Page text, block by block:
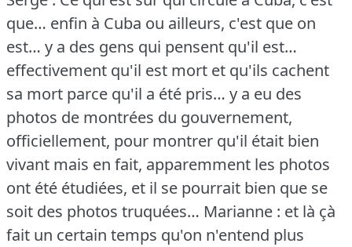
que… enfin à Cuba ou ailleurs, c'est que on
est… y a des gens qui pensent qu'il est…
effectivement qu'il est mort et qu'ils cachent
sa mort parce qu'il a été pris… y a eu des
photos de montrées du gouvernement,
officiellement, pour montrer qu'il était bien
vivant mais en fait, apparemment les photos
ont été étudiées, et il se pourrait bien que se
soit des photos truquées… Marianne : et là çà
fait un certain temps qu'on n'entend plus